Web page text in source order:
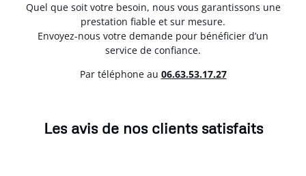
Quel que soit votre besoin, nous vous garantissons une
prestation fiable et sur mesure.
Envoyez-nous votre demande pour bénéficier d’un
service de confiance.
Par téléphone au 06.63.53.17.27
Les avis de nos clients satisfaits